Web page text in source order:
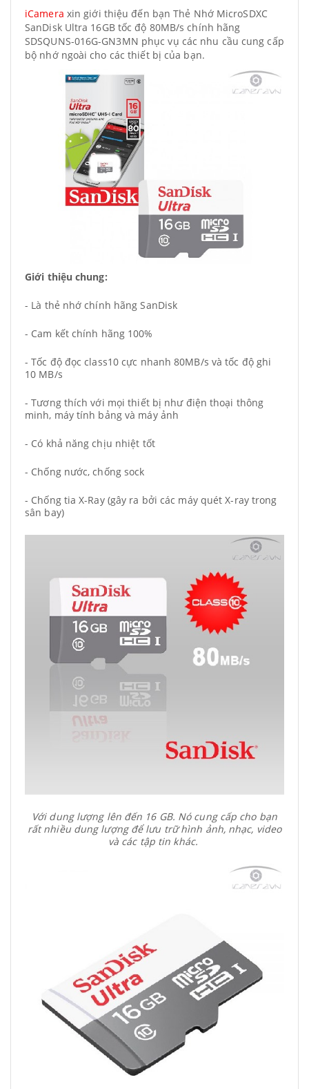
iCamera xin giới thiệu đến bạn Thẻ Nhớ MicroSDXC
SanDisk Ultra 16GB tốc độ 80MB/s chính hãng
SDSQUNS-016G-GN3MN phục vụ các nhu cầu cung cấp
bộ nhớ ngoài cho các thiết bị của bạn.
Giới thiệu chung:
- Là thẻ nhớ chính hãng SanDisk
- Cam kết chính hãng 100%
- Tốc độ đọc class10 cực nhanh 80MB/s và tốc độ ghi
10 MB/s
- Tương thích với mọi thiết bị như điện thoại thông
minh, máy tính bảng và máy ảnh
- Có khả năng chịu nhiệt tốt
- Chống nước, chống sock
- Chống tia X-Ray (gây ra bởi các máy quét X-ray trong
sân bay)
Với dung lượng lên đến 16 GB. Nó cung cấp cho bạn
rất nhiều dung lượng để lưu trữ hình ảnh, nhạc, video
và các tập tin khác.